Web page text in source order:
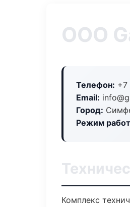
ООО
Телефон: +7
Email:
Город:
Режим
Комплекс